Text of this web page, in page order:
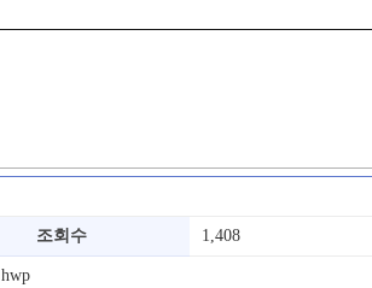
혁신제품 지정 신청
물품추가등록
조회수 1,408